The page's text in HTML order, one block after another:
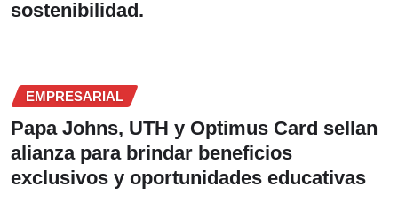
sostenibilidad.
EMPRESARIAL
Papa Johns, UTH y Optimus Card sellan
alianza para brindar beneficios
exclusivos y oportunidades educativas